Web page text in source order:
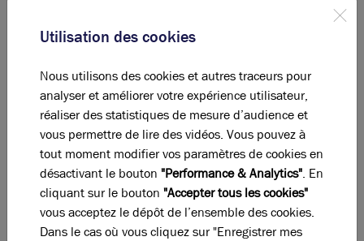
Brice Robert Arthur Loyd remercie la société RGIS de
nous avoir fait confiance pour les aider à implanter
leurs nouveaux bureaux au cœur de Lyon !
Les équipes du groupe international, expertes et
équipées, interviennent chaque soir sur un magasin
différent pour réaliser un inventaire de qualité en un
Utilisation des cookies
Nous utilisons des cookies et autres traceurs pour
analyser et améliorer votre expérience utilisateur,
réaliser des statistiques de mesure d’audience et
vous permettre de lire des vidéos. Vous pouvez à
tout moment modifier vos paramètres de cookies en
désactivant le bouton "Performance & Analytics". En
cliquant sur le bouton "Accepter tous les cookies"
vous acceptez le dépôt de l’ensemble des cookies.
Dans le cas où vous cliquez sur "Enregistrer mes